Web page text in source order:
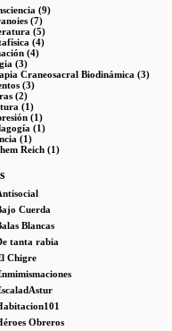
(9)
(7)
(5)
(4)
(4)
(3)
Craneosacral Biodinámica (3)
(3)
(2)
(1)
(1)
(1)
(1)
Reich (1)
Cuerda
Blancas
tanta rabia
Chigre
Obreros